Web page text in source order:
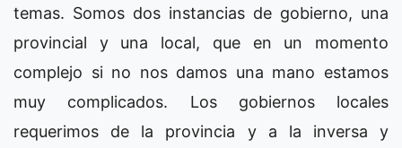
temas. Somos dos instancias de gobierno, una
provincial y una local, que en un momento
complejo si no nos damos una mano estamos
muy complicados. Los gobiernos locales
requerimos de la provincia y a la inversa y